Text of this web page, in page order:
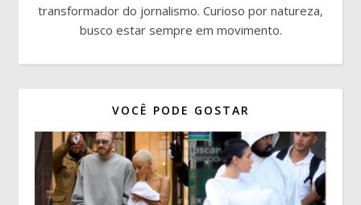
transformador do jornalismo. Curioso por natureza,
busco estar sempre em movimento.
VOCÊ PODE GOSTAR